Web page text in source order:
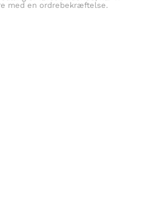
med en ordrebekræftelse.